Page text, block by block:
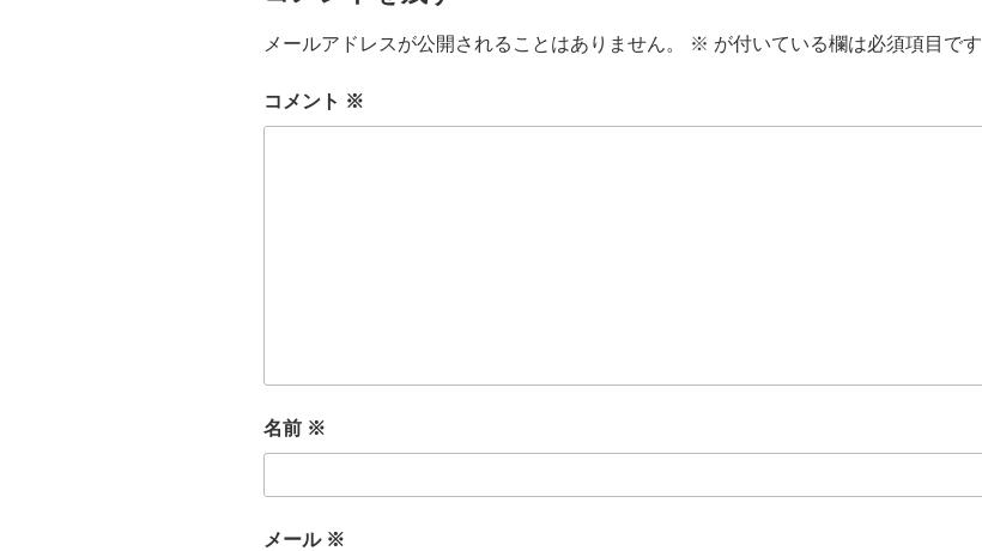
メールアドレスが公開されることはありません。 ※ が付いている欄は必須項目です
コメント ※
名前 ※
メール ※